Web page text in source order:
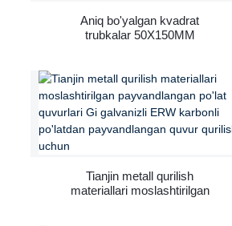
Aniq bo'yalgan kvadrat
trubkalar 50X150MM
po'lat quvurlari EN 10219
STANDARTLARIGA javob
beradi.
Tianjin metall qurilish
materiallari moslashtirilgan